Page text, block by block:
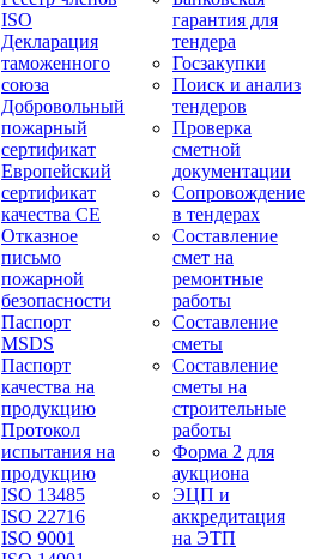
ISO
Декларация
таможенного
союза
Добровольный
пожарный
сертификат
Европейский
сертификат
качества СЕ
Отказное
письмо
пожарной
безопасности
Паспорт
МSDS
Паспорт
качества на
продукцию
Протокол
испытания на
продукцию
ISO 13485
ISO 22716
ISO 9001
гарантия для
тендера
Госзакупки
Поиск и анализ
тендеров
Проверка
сметной
документации
Сопровождение
в тендерах
Составление
смет на
ремонтные
работы
Составление
сметы
Составление
сметы на
строительные
работы
Форма 2 для
аукциона
ЭЦП и
аккредитация
на ЭТП